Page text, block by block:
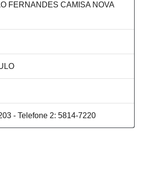
FERNANDES CAMISA NOVA
- Telefone 2: 5814-7220